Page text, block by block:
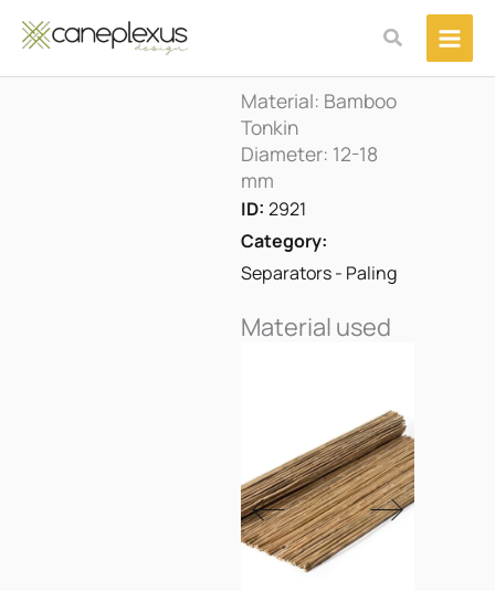
στο
περιεχόμενο
Αναζήτηση
Material: Bamboo
Tonkin
Diameter: 12-18
mm
ID: 2921
Category:
Separators - Paling
Material used